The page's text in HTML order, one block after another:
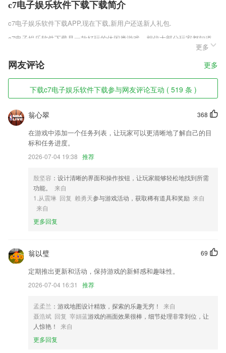
c7电子娱乐软件下载下载简介
c7电子娱乐软件下载APP,现在下载,新用户还送新人礼包.
c7电子娱乐软件下载是一款好玩的休闲类游戏，相信大部分玩家都知道
大富翁这款游戏吧，他充斥着我们的童年，从实体大富翁到网络上的大富
翁也玩了很多款，虽然玩法都差不多，但是大富翁的经典还是让人无法忘
怀，久经不衰的玩法，这款游戏也是一部特别的大富翁，十分的有意思。
c7电子娱乐软件下载软件特色
1,点对点、港口停靠和船只的即时查询
2,通过手机就能预约挂号了，不需要通过漫长排队等待进行挂号；
3,纳米盒初中英语人教版纳米盒北京版英语培生教学盒子app纳米盒子英
语课程app纳米盒小学英语陕旅版纳米盒双师课堂软件米盒绘本馆app米
盒云校机构版纳米盒小学英语人教版纳米盒人教版2018纳米盒苹果手机
4,加盟成为车主、推荐身边车主成为司机并完成订单即可领取推荐奖励,
奖金丰厚,玩法多样!
5,邀请专业医师入驻，可以随时解决2265用户的健康问题，还可以在线预
6,以后就可以轻松的解决手机的空间问题了，让手机可以释放更多的空
c7电子娱乐软件下载软件优势
1.按类划分专业方向清晰明确
2.小学英语六年级所有课文、单词的翻译、朗读。
3.切换到知识要点页面就能直接记忆背诵要点内容，可以用于记忆知识要
4.学生可以通过app在线选课，同时支持教师的选修课申报、审核、开课
及相关管理。
更多
网友评论 更多
下载c7电子娱乐软件下载参与网友评论互动 ( 519 条 )
368
翁心翠
在游戏中添加一个任务列表，让玩家可以更清晰地了解自己的目
标和任务进度。
2026-07-04 19:38 推荐
殷坚容 ：设计清晰的界面和操作按钮，让玩家能够轻松地找到所需
功能。
来自
1.从震琳 回复 赖勇天参与游戏活动，获取稀有道具和奖励 来自
来自
更多回复
69
翁以璧
定期推出更新和活动，保持游戏的新鲜感和趣味性。
2026-07-04 16:31 推荐
孟柔兰 ：游戏地图设计精致，探索的乐趣无穷！
来自
聂浩斌 回复 宰娟蓝游戏的画面效果很棒，细节处理非常到位，让
人惊艳！
来自
更多回复